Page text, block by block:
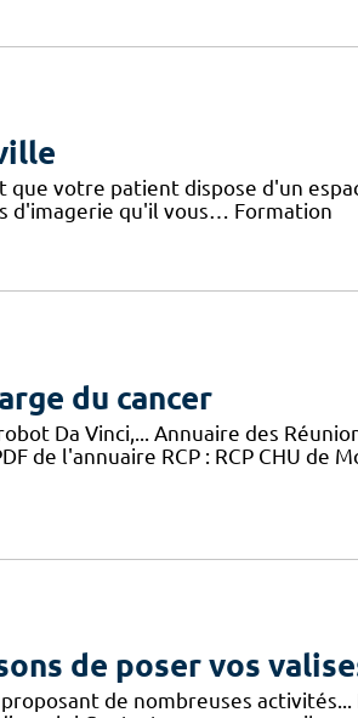
que votre patient dispose d'un
d'imagerie qu'il vous… Formation
du cancer
Da Vinci,... Annuaire des
de l'annuaire RCP : RCP CHU de
de poser vos
de nombreuses